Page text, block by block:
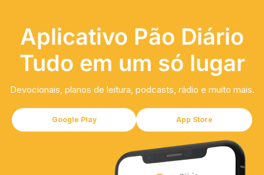
Aplicativo Pão Diário
Tudo em um só lugar
Devocionais, planos de leitura, podcasts, rádio e muito mais.
Google Play App Store